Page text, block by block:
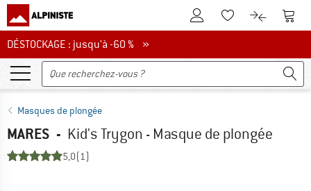
Vers le compte client
Vers la liste
Vers le
DÉSTOCKAGE : jusqu'à -60 %
DÉSTOCKAGE : jusqu'à -60 % »
Masques de plongée
MARES - Kid's Trygon - Masque de plongée
5,0(1)